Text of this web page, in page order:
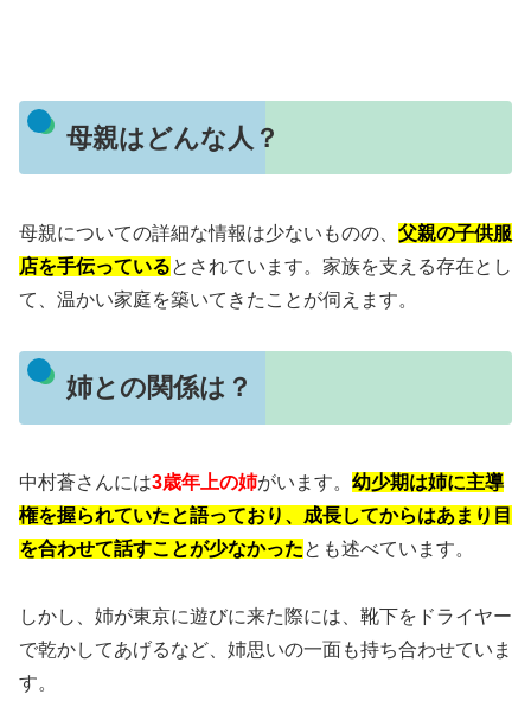
母親はどんな人？
母親についての詳細な情報は少ないものの、 父親の子供服
店を手伝っているとされています。 家族を支える存在とし
て、温かい家庭を築いてきたことが伺えます。
姉との関係は？
中村蒼さんには3歳年上の姉がいます。 幼少期は姉に主導
権を握られていたと語っており、成長してからはあまり目
を合わせて話すことが少なかったとも述べています。
しかし、姉が東京に遊びに来た際には、靴下をドライヤー
で乾かしてあげるなど、姉思いの一面も持ち合わせていま
す。